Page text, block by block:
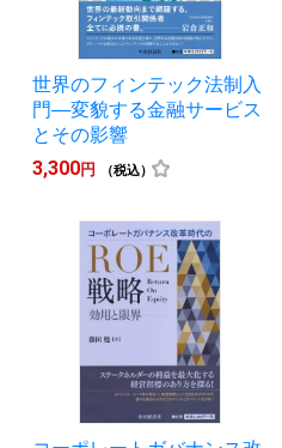
世界のフィンテック法制入
門―変貌する金融サービス
とその影響
3,300円 （税込）